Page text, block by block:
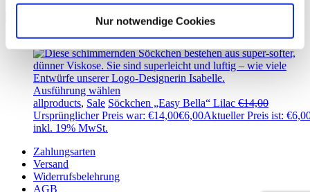
Nur notwendige Cookies
Sale
Ausführung wählen
allproducts, Sale Söckchen „Easy Bella“ Lilac €14,00
Ursprünglicher Preis war: €14,00€6,00Aktueller Preis ist:
inkl. 19% MwSt.
Zahlungsarten
Versand
Widerrufsbelehrung
AGB